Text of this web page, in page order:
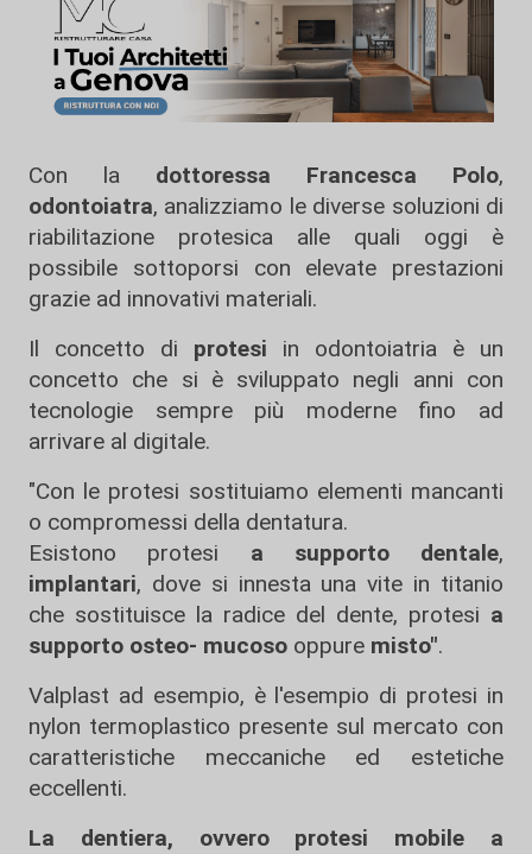
Con la dottoressa Francesca Polo,
odontoiatra, analizziamo le diverse soluzioni di
riabilitazione protesica alle quali oggi è
possibile sottoporsi con elevate prestazioni
grazie ad innovativi materiali.
Il concetto di protesi in odontoiatria è un
concetto che si è sviluppato negli anni con
tecnologie sempre più moderne fino ad
arrivare al digitale.
"Con le protesi sostituiamo elementi mancanti
o compromessi della dentatura.
Esistono protesi a supporto dentale,
implantari, dove si innesta una vite in titanio
che sostituisce la radice del dente, protesi a
supporto osteo- mucoso oppure misto".
Valplast ad esempio, è l'esempio di protesi in
nylon termoplastico presente sul mercato con
caratteristiche meccaniche ed estetiche
eccellenti.
La dentiera, ovvero protesi mobile a